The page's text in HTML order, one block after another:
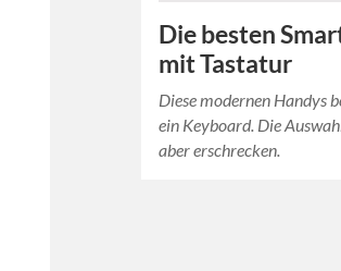
Die besten
mit Tastatur
Diese modernen Handys
ein Keyboard. Die
aber erschrecken.